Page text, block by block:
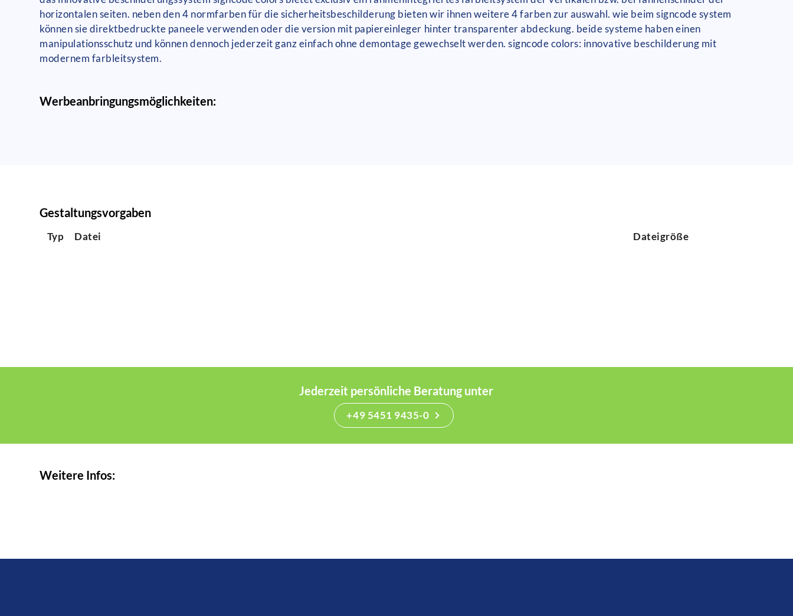
horizontalen seiten. neben den 4 normfarben für die sicherheitsbeschilderung bieten wir ihnen weitere 4 farben zur auswahl. wie beim signcode system
können sie direktbedruckte paneele verwenden oder die version mit papiereinleger hinter transparenter abdeckung. beide systeme haben einen
manipulationsschutz und können dennoch jederzeit ganz einfach ohne demontage gewechselt werden. signcode colors: innovative beschilderung mit
modernem farbleitsystem.
Werbeanbringungsmöglichkeiten:
Gestaltungsvorgaben
Typ Datei Dateigröße
Jederzeit persönliche Beratung unter
+49 5451 9435-0
Weitere Infos: